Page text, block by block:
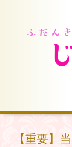
【重要】